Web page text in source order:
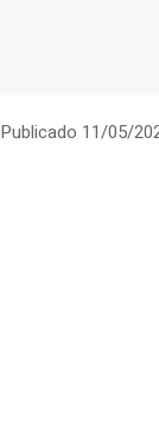
Publicado 11/05/